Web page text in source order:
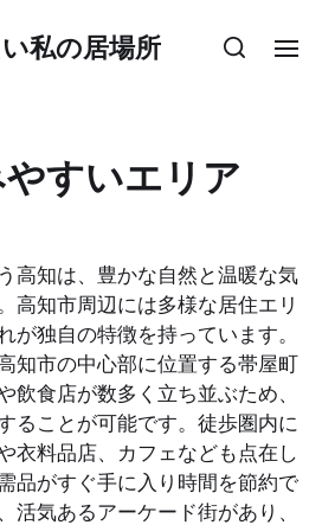
私の居場所
すいエリア
高知は、豊かな自然と温暖な気
高知市周辺には多様な居住エリ
が独自の特徴を持っています。
知市の中心部に位置する帯屋町
飲食店が数多く立ち並ぶため、
ることが可能です。徒歩圏内に
衣料品店、カフェなども点在し
品がすぐ手に入り時間を節約で
活気あるアーケード街があり、